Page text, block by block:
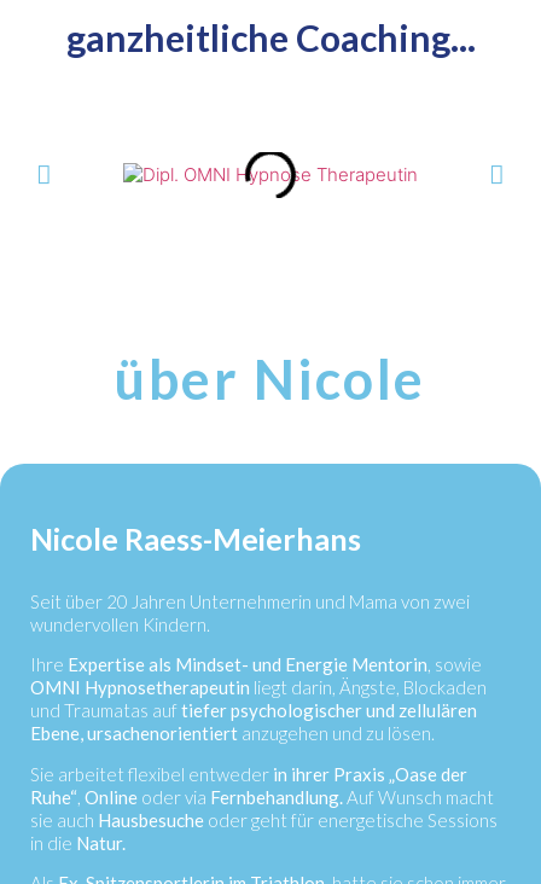
ganzheitliche Coaching...​
über Nicole
Nicole Raess-Meierhans
Seit über 20 Jahren Unternehmerin und Mama von zwei
wundervollen Kindern.
Ihre Expertise als Mindset- und Energie Mentorin, sowie
OMNI Hypnosetherapeutin liegt darin, Ängste, Blockaden
und Traumatas auf tiefer psychologischer und zellulären
Ebene, ursachenorientiert anzugehen und zu lösen.
Sie arbeitet flexibel entweder in ihrer Praxis „Oase der
Ruhe“ Online oder via Fernbehandlung. Auf Wunsch macht
sie auch Hausbesuche oder geht für energetische Sessions
in die Natur.